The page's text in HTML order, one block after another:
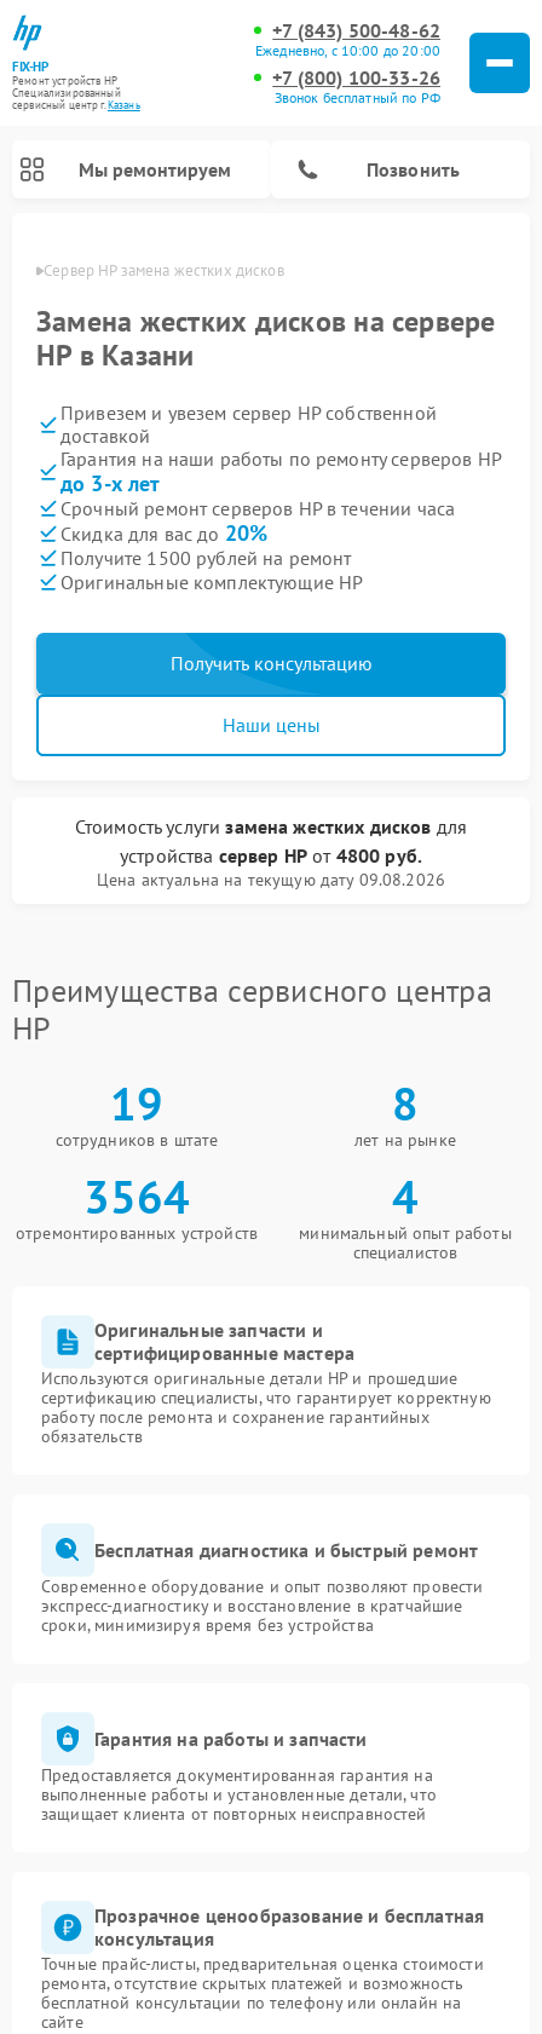
FIX-HP
Ремонт устройств HP
Специализированный
cервисный центр г.Казань
+7 (843) 500-48-62
Ежедневно, с 10:00 до 20:00
+7 (800) 100-33-26
Звонок бесплатный по РФ
Мы ремонтируем Позвонить
Сервер HP замена жестких дисков
Замена жестких дисков на сервере
HP в Казани
Привезем и увезем сервер HP собственной
доставкой
Гарантия на наши работы по ремонту серверов HP
до 3-х лет
Срочный ремонт серверов HP в течении часа
Скидка для вас до 20%
Получите 1500 рублей на ремонт
Оригинальные комплектующие HP
Получить консультацию
Наши цены
Стоимость услугизамена жестких дисков для
устройства сервер HP от 4800 руб.
Цена актуальна на текущую дату 09.08.2026
Преимущества сервисного центра
HP
19
сотрудников в штате
8
лет на рынке
3564
отремонтированных устройств
4
минимальный опыт работы
специалистов
Оригинальные запчасти и
сертифицированные мастера
Используются оригинальные детали HP и прошедшие
сертификацию специалисты, что гарантирует корректную
работу после ремонта и сохранение гарантийных
обязательств
Бесплатная диагностика и быстрый ремонт
Современное оборудование и опыт позволяют провести
экспресс-диагностику и восстановление в кратчайшие
сроки, минимизируя время без устройства
Гарантия на работы и запчасти
Предоставляется документированная гарантия на
выполненные работы и установленные детали, что
защищает клиента от повторных неисправностей
Прозрачное ценообразование и бесплатная
консультация
Точные прайс-листы, предварительная оценка стоимости
ремонта, отсутствие скрытых платежей и возможность
бесплатной консультации по телефону или онлайн на
сайте